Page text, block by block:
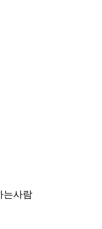
는사람